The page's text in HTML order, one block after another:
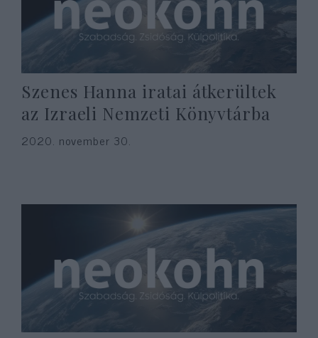
Szenes Hanna iratai átkerültek
az Izraeli Nemzeti Könyvtárba
2020. november 30.